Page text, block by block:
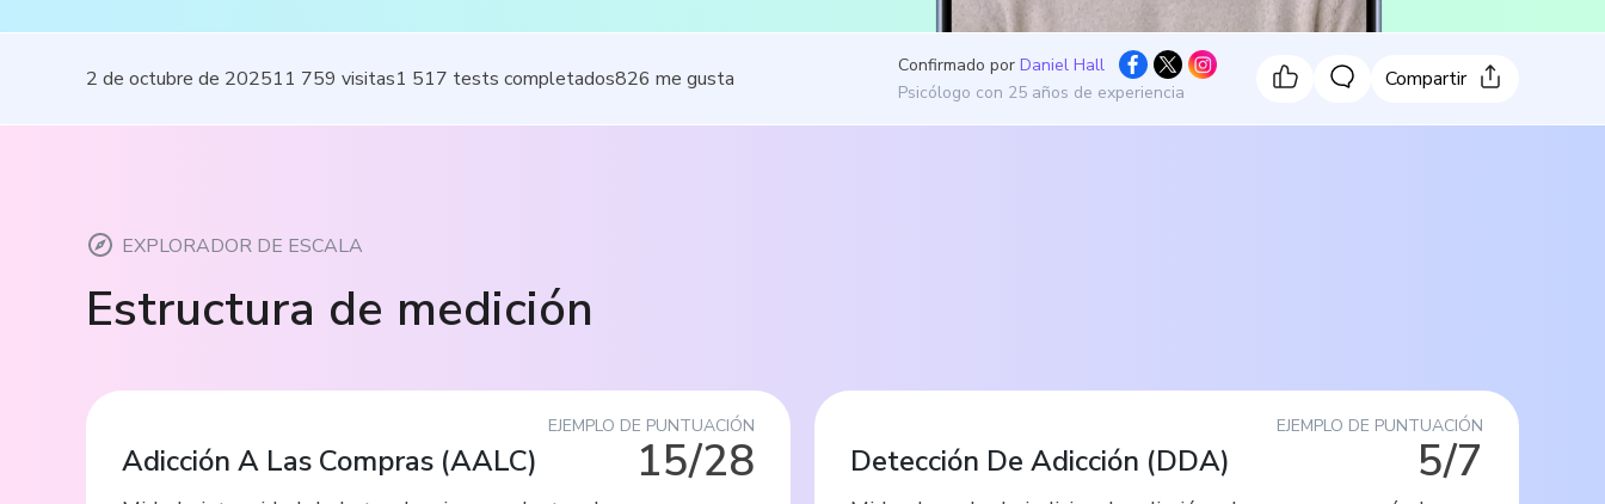
2 de octubre de 202511 759 visitas1 517 tests completados826 me gusta
Confirmado por Daniel Hall
Psicólogo con 25 años de experiencia
Compartir
EXPLORADOR DE ESCALA
Estructura de medición
EJEMPLO DE PUNTUACIÓN
15/28
Adicción A Las Compras (AALC)
EJEMPLO DE PUNTUACIÓN
5/7
Detección De Adicción (DDA)